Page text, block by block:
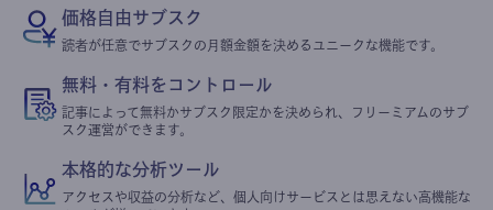
価格自由サブスク
読者が任意でサブスクの月額金額を決めるユニークな機能です。
無料・有料をコントロール
記事によって無料かサブスク限定かを決められ、フリーミアムのサブ
スク運営ができます。
本格的な分析ツール
アクセスや収益の分析など、個人向けサービスとは思えない高機能な